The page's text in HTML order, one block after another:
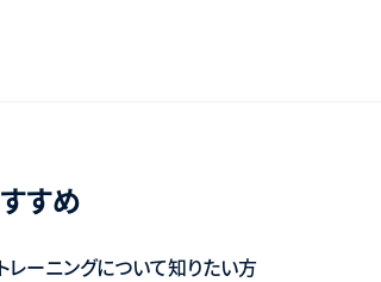
すめ
レーニングについて知りたい方